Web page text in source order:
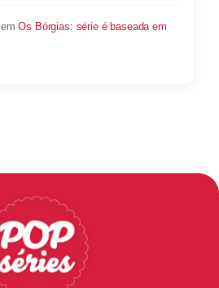
emOs Bórgias: série é baseada em